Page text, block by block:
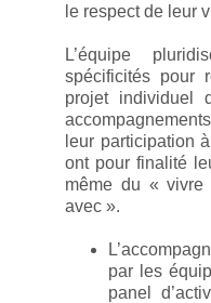
le respect de leur
L’équipe
spécificités pour
projet individuel
leur participation
ont pour finalité
même du «
avec ».
par les
panel